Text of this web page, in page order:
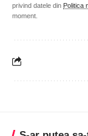
privind datele din Politica
moment.